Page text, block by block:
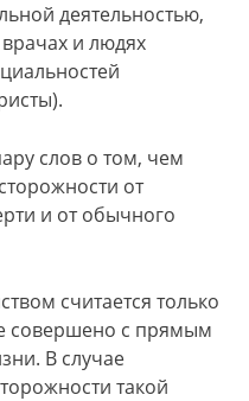
деятельностью,
и людях
слов о том, чем
от
и от обычного
считается только
совершено с прямым
В случае
такой